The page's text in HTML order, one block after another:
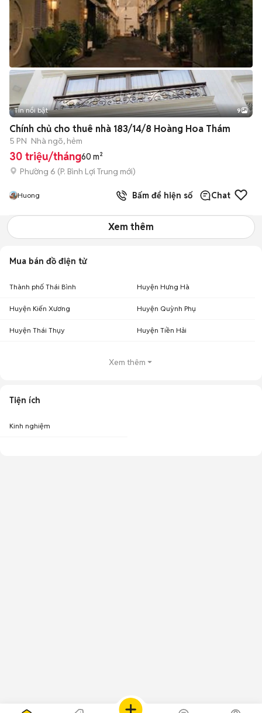
+2
Tin nổi bật 9
Chính chủ cho thuê nhà 183/14/8 Hoàng Hoa Thám
5 PN Nhà ngõ, hẻm
30 triệu/tháng60 m²
Phường 6 (P. Bình Lợi Trung mới)
Huong Bấm để hiện số Chat
Xem thêm
Mua bán đồ điện tử
Thành phố Thái Bình Huyện Hưng Hà
Huyện Kiến Xương Huyện Quỳnh Phụ
Huyện Thái Thụy Huyện Tiền Hải
Xem thêm
Tiện ích
Kinh nghiệm